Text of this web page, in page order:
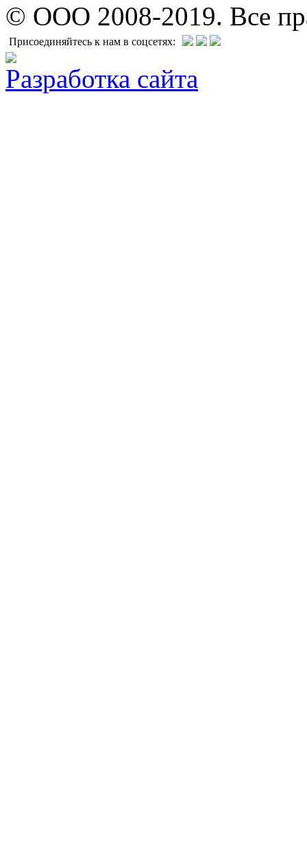
© ООО 2008-2019. Все
Присоединяйтесь к нам в соцсетях:
Разработка сайта